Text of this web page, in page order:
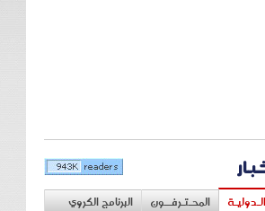
المحـتـرفــون البرنامج الكروي